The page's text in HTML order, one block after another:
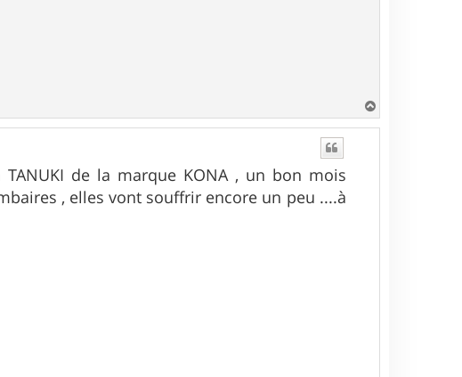
a
de la marque KONA , un bon mois
, elles vont souffrir encore un peu ....à